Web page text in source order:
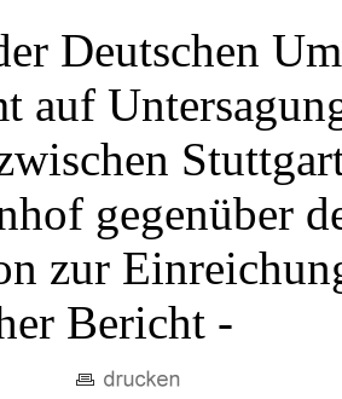
Deutschen
auf
gegenüber
zur
Bericht -